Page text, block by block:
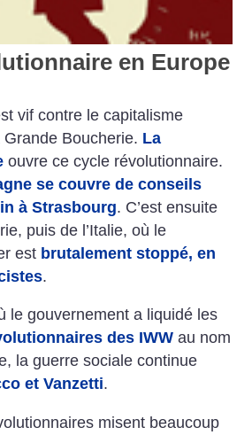
en Europe
vif contre le capitalisme
Boucherie. La
ouvre ce cycle révolutionnaire.
se couvre de conseils
à Strasbourg. C’est ensuite
puis de l’Italie, où le
est brutalement stoppé, en
.
le gouvernement a liquidé les
des IWW au nom
la guerre sociale continue
et Vanzetti.
misent beaucoup